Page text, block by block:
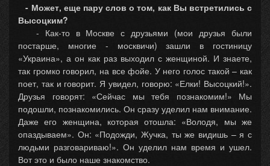
- Может, еще пару слов о том, как Вы встретились с
Высоцким?
- Как-то в Москве с друзьями (мои друзья были
постарше, многие - москвичи) зашли в гостиницу
«Украина», а он как раз выходил с женщиной. И знаете,
так громко говорил, на все фойе. У него голос такой – как
поет, так и говорит. Я увидел, говорю: «Елки! Высоцкий!».
Друзья говорят: «Сейчас мы тебя познакомим!» Мы
подошли, познакомились. Он сразу уделил нам внимание.
Даже его женщина, которая отошла: «Володя, мы же
опаздываем». Он: «Подожди, Жучка, ты же видишь – я с
людьми разговариваю!». Он уделил нам время и ушел.
Вот это и было наше знакомство.